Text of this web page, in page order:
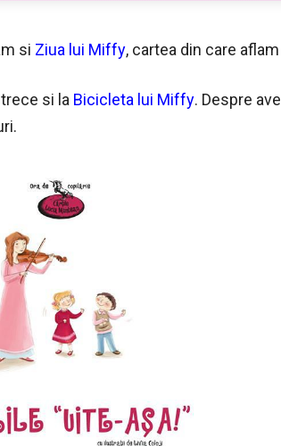
si Ziua lui Miffy, cartea din care
si la Bicicleta lui Miffy. Despre